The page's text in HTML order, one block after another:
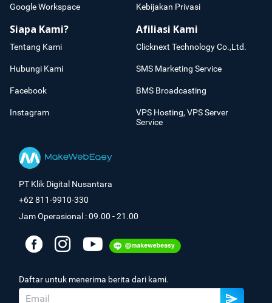
Google Workspace Kebijakan Privasi
Siapa Kami?
Tentang Kami
Hubungi Kami
Facebook
Instagram
Afiliasi Kami
Clicknext Technology Co.,Ltd.
SMS Marketing Service
BMS Broadcasting
VPS Hosting, VPS Server
Service
PT Klik Digital Nusantara
+62 811-9910-330
Jam Operasional : 09.00 - 21.00
Daftar untuk menerima berita dari kami.